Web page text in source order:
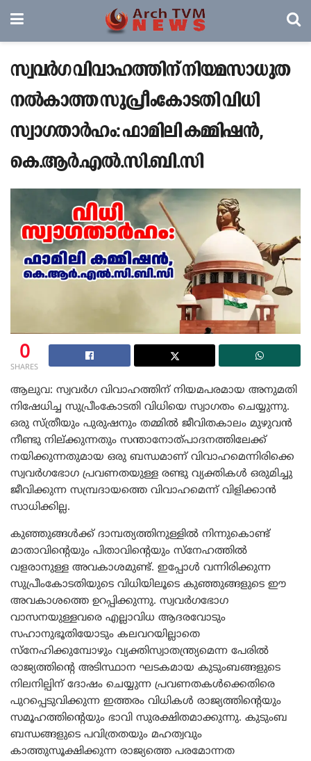
സ്വവർഗ വിവാഹത്തിന്‌ നിയമസാധുത
നൽകാത്ത സുപ്രീംകോടതി വിധി
സ്വാഗതാർഹം: ഫാമിലി കമ്മിഷൻ,
കെ.ആർ.എൽ.സി.ബി.സി
0
SHARES
ആലുവ: സ്വവർഗ വിവാഹത്തിന്‌ നിയമപരമായ അനുമതി
നിഷേധിച്ച സുപ്രീംകോടതി വിധിയെ സ്വാഗതം ചെയ്യുന്നു.
ഒരു സ്ത്രീയും പുരുഷനും തമ്മിൽ ജീവിതകാലം മുഴുവൻ
നീണ്ടു നില്ക്കുന്നതും സന്താനോത്പാദനത്തിലേക്ക്
നയിക്കുന്നതുമായ ഒരു ബന്ധമാണ്‌ വിവാഹമെന്നിരിക്കെ
സ്വവർഗഭോഗ പ്രവണതയുള്ള രണ്ടു വ്യക്തികൾ ഒരുമിച്ചു
ജീവിക്കുന്ന സമ്പ്രദായത്തെ വിവാഹമെന്ന് വിളിക്കാൻ
സാധിക്കില്ല.
കുഞ്ഞുങ്ങൾക്ക് ദാമ്പത്യത്തിനുള്ളിൽ നിന്നുകൊണ്ട്
മാതാവിന്റെയും പിതാവിന്റെയും സ്നേഹത്തിൽ
വളരാനുള്ള അവകാശമുണ്ട്. ഇപ്പോൾ വന്നിരിക്കുന്ന
സുപ്രീംകോടതിയുടെ വിധിയിലൂടെ കുഞ്ഞുങ്ങളുടെ ഈ
അവകാശത്തെ ഉറപ്പിക്കുന്നു. സ്വവർഗഭോഗ
വാസനയുള്ളവരെ എല്ലാവിധ ആദരവോടും
സഹാനുഭൂതിയോടും കലവറയില്ലാതെ
സ്നേഹിക്കുമ്പോഴും വ്യക്തിസ്വാതന്ത്ര്യമെന്ന പേരിൽ
രാജ്യത്തിന്റെ അടിസ്ഥാന ഘടകമായ കുടുംബങ്ങളുടെ
നിലനില്പിന്‌ ദോഷം ചെയ്യുന്ന പ്രവണതകൾക്കെതിരെ
പുറപ്പെടുവിക്കുന്ന ഇത്തരം വിധികൾ രാജ്യത്തിന്റെയും
സമൂഹത്തിന്റെയും ഭാവി സുരക്ഷിതമാക്കുന്നു. കുടുംബ
ബന്ധങ്ങളുടെ പവിത്രതയും മഹത്വവും
കാത്തുസൂക്ഷിക്കുന്ന രാജ്യത്തെ പരമോന്നത